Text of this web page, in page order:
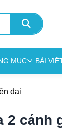
MỤC BÀI
đại
2 cánh